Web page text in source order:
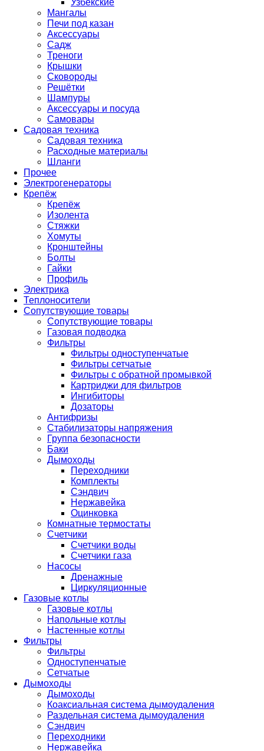
Узбекские
Мангалы
Печи под казан
Аксессуары
Садж
Треноги
Крышки
Сковороды
Решётки
Шампуры
Аксессуары и посуда
Самовары
Садовая техника
Садовая техника
Расходные материалы
Шланги
Прочее
Электрогенераторы
Крепёж
Крепёж
Изолента
Стяжки
Хомуты
Кронштейны
Болты
Гайки
Профиль
Электрика
Теплоносители
Сопутствующие товары
Сопутствующие товары
Газовая подводка
Фильтры
Фильтры одноступенчатые
Фильтры сетчатые
Фильтры с обратной промывкой
Картриджи для фильтров
Ингибиторы
Дозаторы
Антифризы
Стабилизаторы напряжения
Группа безопасности
Баки
Дымоходы
Переходники
Комплекты
Сэндвич
Нержавейка
Оцинковка
Комнатные термостаты
Счетчики
Счетчики воды
Счетчики газа
Насосы
Дренажные
Циркуляционные
Газовые котлы
Газовые котлы
Напольные котлы
Настенные котлы
Фильтры
Фильтры
Одноступенчатые
Сетчатые
Дымоходы
Дымоходы
Коаксиальная система дымоудаления
Раздельная система дымоудаления
Сэндвич
Переходники
Нержавейка